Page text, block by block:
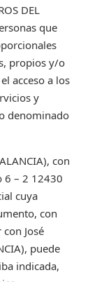
DEL
que
propios y/o
acceso a los
y
denominado
con
6 – 2 12430
cuya
con
José
puede
indicada,